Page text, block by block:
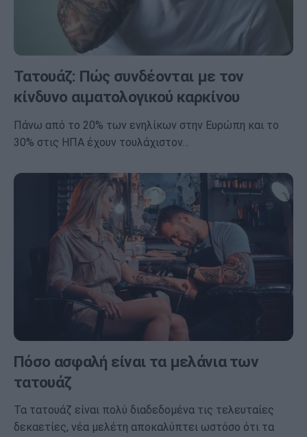
Τατουάζ: Πώς συνδέονται με τον
κίνδυνο αιματολογικού καρκίνου
Πάνω από το 20% των ενηλίκων στην Ευρώπη και το
30% στις ΗΠΑ έχουν τουλάχιστον…
Πόσο ασφαλή είναι τα μελάνια των
τατουάζ
Τα τατουάζ είναι πολύ διαδεδομένα τις τελευταίες
δεκαετίες, νέα μελέτη αποκαλύπτει ωστόσο ότι τα